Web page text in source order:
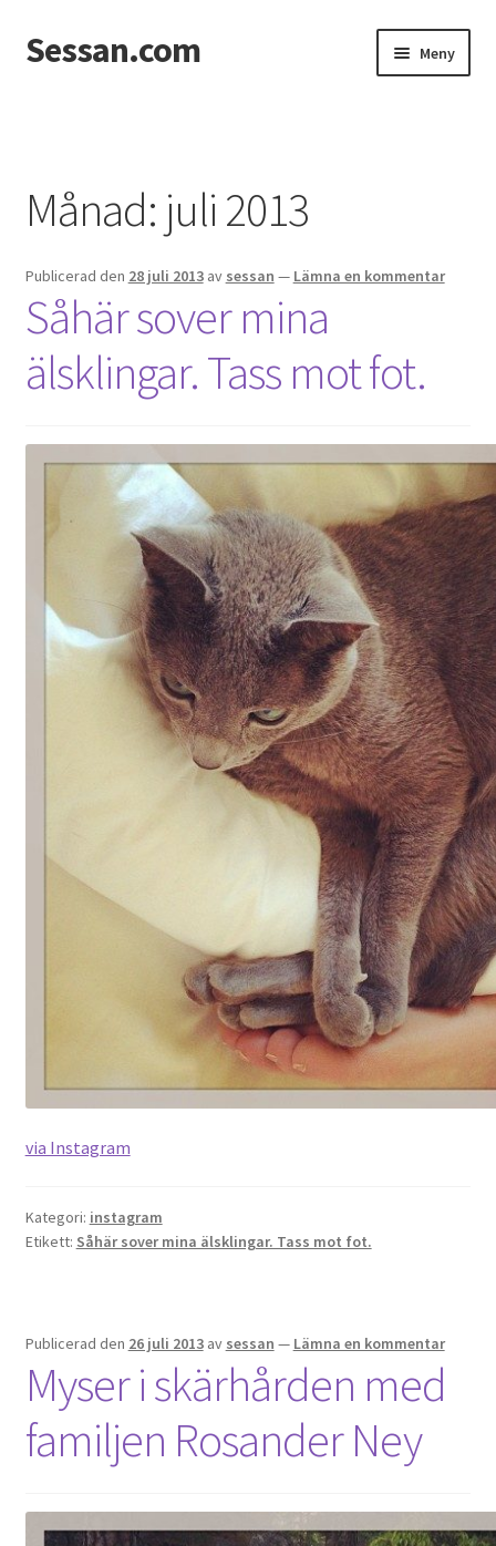
Hoppa
till
Hoppa
till
Sessan.com Meny
Integritetspolicy
Jessicas & Marcus bröllop
Ett helt fantastiskt bröllop!
Från Photoboothet
Gästgalleri
Information
Klädkod: Mörk kostym
Vigseln: Maria Magdalena Kyrka
Festen: Villa Ludvigsberg
Önskelista
Kassa
Mitt konto
Om
Webbutik
Månad: juli 2013
Publicerad den 28 juli 2013 av sessan — Lämna en kommentar
Såhär sover mina
älsklingar. Tass mot fot.
via Instagram
Kategori: instagram
Etikett: Såhär sover mina älsklingar. Tass mot fot.
Publicerad den 26 juli 2013 av sessan — Lämna en kommentar
Myser i skärhården med
familjen Rosander Ney